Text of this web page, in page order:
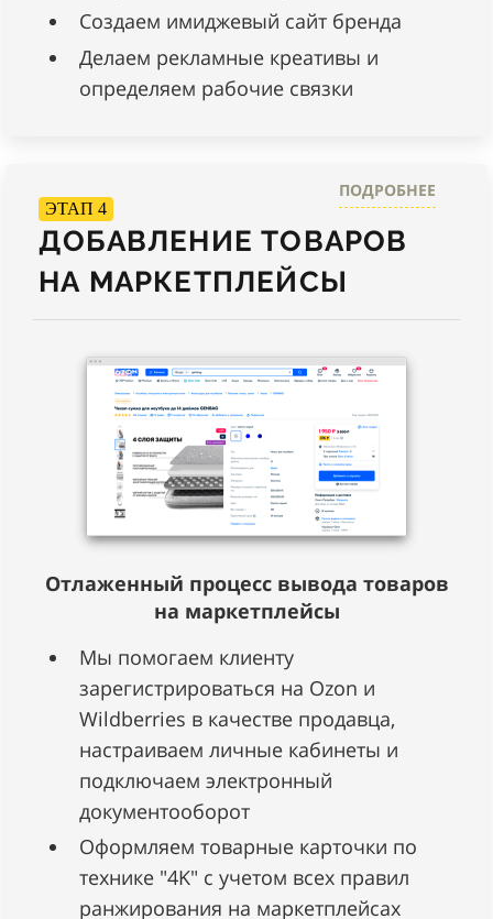
Создаем имиджевый сайт бренда
Делаем рекламные креативы и
определяем рабочие связки
ЭТАП 4
ДОБАВЛЕНИЕ ТОВАРОВ
НА МАРКЕТПЛЕЙСЫ
ПОДРОБНЕЕ
Отлаженный процесс вывода товаров
на маркетплейсы
Мы помогаем клиенту
зарегистрироваться на Ozon и
Wildberries в качестве продавца,
настраиваем личные кабинеты и
подключаем электронный
документооборот
Оформляем товарные карточки по
технике "4K" с учетом всех правил
ранжирования на маркетплейсах